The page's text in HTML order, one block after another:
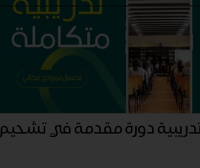
دورة مقدمة في تشحيم